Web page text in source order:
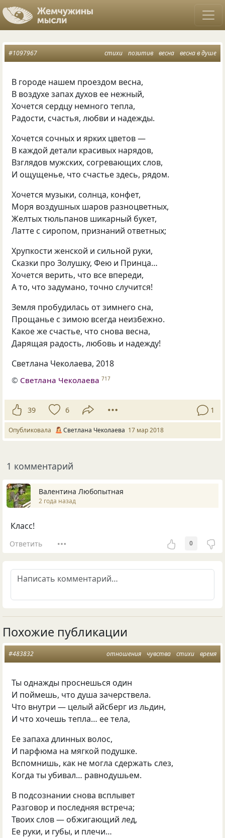
стихи позитив весна весна в душе
#1097967
В городе нашем проездом весна,
В воздухе запах духов ее нежный,
Хочется сердцу немного тепла,
Радости, счастья, любви и надежды.
Хочется сочных и ярких цветов —
В каждой детали красивых нарядов,
Взглядов мужских, согревающих слов,
И ощущенье, что счастье здесь, рядом.
Хочется музыки, солнца, конфет,
Моря воздушных шаров разноцветных,
Желтых тюльпанов шикарный букет,
Латте с сиропом, признаний ответных;
Хрупкости женской и сильной руки,
Сказки про Золушку, Фею и Принца…
Хочется верить, что все впереди,
А то, что задумано, точно случится!
Земля пробудилась от зимнего сна,
Прощанье с зимою всегда неизбежно.
Какое же счастье, что снова весна,
Дарящая радость, любовь и надежду!
Светлана Чеколаева, 2018
© Светлана Чеколаева 717
39 6 1
Опубликовала Светлана Чеколаева 17 мар 2018
1 комментарий
Валентина Любопытная
2 года назад
Класс!
Ответить 0
Похожие публикации
отношения чувства стихи время
#483832
Ты однажды проснешься один
И поймешь, что душа зачерствела.
Что внутри — целый айсберг из льдин,
И что хочешь тепла… ее тела,
Ее запаха длинных волос,
И парфюма на мягкой подушке.
Вспомнишь, как не могла сдержать слез,
Когда ты убивал… равнодушьем.
В подсознании снова всплывет
Разговор и последняя встреча;
Твоих слов — обжигающий лед,
Ее руки, и губы, и плечи…